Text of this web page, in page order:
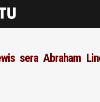
sera Abraham